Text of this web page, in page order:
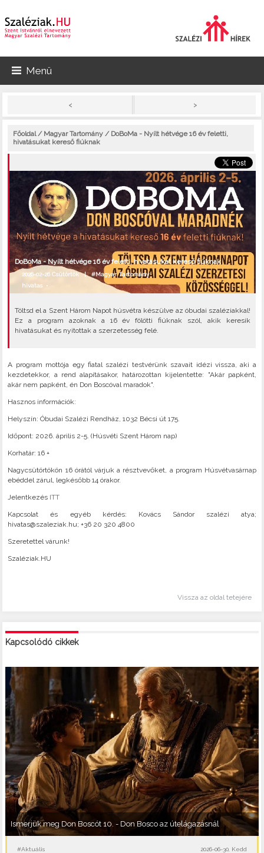
Menü
< >
Főoldal/ Magyar Tartomány / DoBoMa - Nyílt hétvége 16 év feletti,
hivatásukat kereső fiúknak
DoBoMa - Nyílt hétvége 16 év feletti, hivatásukat kereső fiúknak
2026-02-26 Csütörtök |#Magyar Tartomány
hivatas •
Töltsd el a Szent Három Napot húsvétra készülve az óbudai szaléziakkal!
Ez a program azoknak a 16 év fölötti fiúknak szól, akik keresik
hivatásukat és nyitottak a szerzetesség felé.
A program mottója egy fiatal szalézi testvérünk szavait idézi vissza, aki a
kezdetekkor, a rend alapításakor, határozottan kijelentette: "Akár papként,
akár nem papként, én Don Boscóval maradok".
Hasznos információk:
Helyszín: Óbudai Szalézi Rendház, 1032 Bécsi út 175.
Időpont: 2026. április 2-5. (Húsvéti Szent Három nap)
Korhatár: 16 +
Nagycsütörtökön 16 órától várjuk a résztvevőket, a program Húsvétvasárnap
ebéddel zárul, legkésőbb 14 órakor.
Jelentkezés ITT
Kapcsolat és egyéb kérdés: Kovács Sándor szalézi atya;
hivatas@szaleziak.hu; +36 20 320 4800
Szeretettel várunk!
Szaléziak.HU
Vissza az oldal tetejére
Kapcsolódó cikkek
Ismerjük meg Don Boscót 10. - Don Bosco az útelágazásnál
#Aktuális 2026-06-30, Kedd